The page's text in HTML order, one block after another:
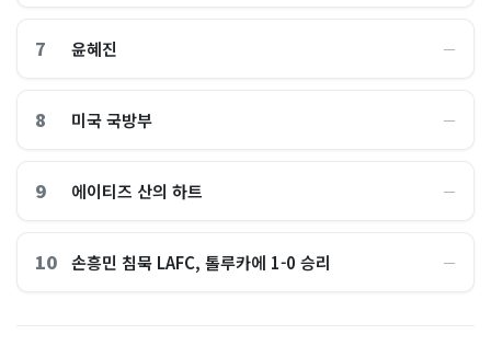
7 윤혜진 ―
8 미국 국방부 ―
9 에이티즈 산의 하트 ―
10 손흥민 침묵 LAFC, 톨루카에 1-0 승리 ―